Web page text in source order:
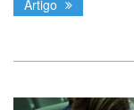
Artigo